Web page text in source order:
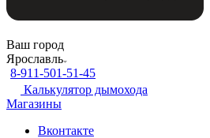
Ваш город
Ярославль
8-911-501-51-45
Калькулятор дымохода
Магазины
Вконтакте